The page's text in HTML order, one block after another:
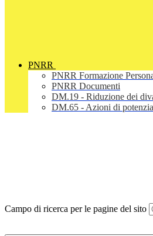
PNRR
PNRR Formazione
PNRR Documenti
DM.19 - Riduzione dei
DM.65 - Azioni di
Campo di ricerca per le pagine del sito